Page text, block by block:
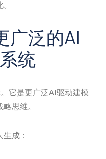
广泛的AI
统
它是更广泛AI驱动建模
思维。
成：